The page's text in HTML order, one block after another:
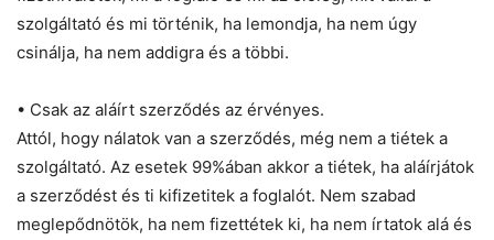
szolgáltató és mi történik, ha lemondja, ha nem úgy
csinálja, ha nem addigra és a többi.
• Csak az aláírt szerződés az érvényes.
Attól, hogy nálatok van a szerződés, még nem a tiétek a
szolgáltató. Az esetek 99%ában akkor a tiétek, ha aláírjátok
a szerződést és ti kifizetitek a foglalót. Nem szabad
meglepődnötök, ha nem fizettétek ki, ha nem írtatok alá és